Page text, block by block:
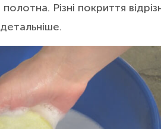
Різні покриття